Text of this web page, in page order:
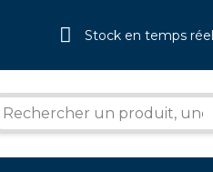
Stock en temps réel